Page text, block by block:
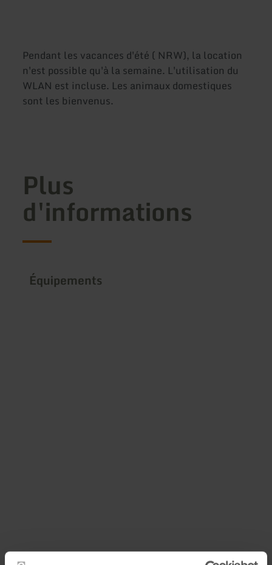
Pendant les vacances d'été ( NRW), la location
n'est possible qu'à la semaine. L'utilisation du
WLAN est incluse. Les animaux domestiques
sont les bienvenus.
Plus
d'informations
Équipements